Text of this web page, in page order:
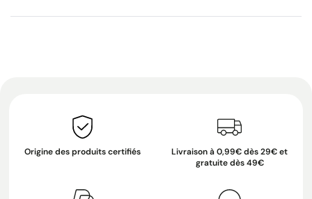
Origine des produits certifiés
Livraison à 0,99€ dès 29€ et
gratuite dès 49€